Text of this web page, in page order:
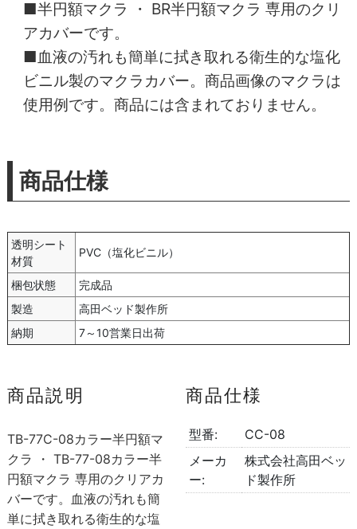
■半円額マクラ ・ BR半円額マクラ 専用のクリ
アカバーです。
■血液の汚れも簡単に拭き取れる衛生的な塩化
ビニル製のマクラカバー。商品画像のマクラは
使用例です。商品には含まれておりません。
商品仕様
透明シート
材質
PVC（塩化ビニル）
梱包状態
完成品
製造
高田ベッド製作所
納期
7～10営業日出荷
商品説明
TB-77C-08カラー半円額マ
クラ ・ TB-77-08カラー半
円額マクラ 専用のクリアカ
バーです。血液の汚れも簡
単に拭き取れる衛生的な塩
商品仕様
型番:
CC-08
メーカ
ー:
株式会社高田ベッ
ド製作所